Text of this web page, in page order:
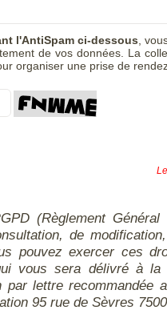
l'AntiSpam ci-dessous ,
de vos données. La
organiser une prise de
(Règlement
de
pouvez exercer ces
vous sera délivré à
par lettre recommandée
95 rue de Sèvres